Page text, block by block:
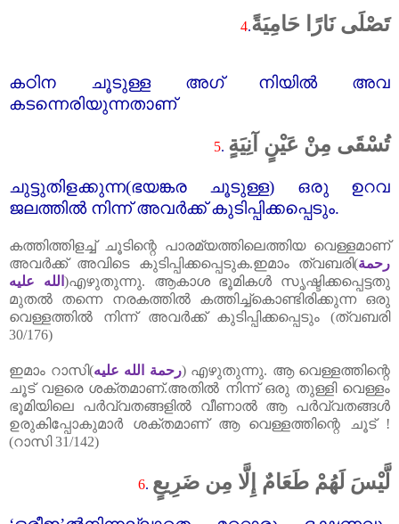
4.تَصْلَى نَارًا حَامِيَةً
കഠിന ചൂടുള്ള അഗ്‌ നിയിൽ അവ
കടന്നെരിയുന്നതാണ്‌
5. تُسْقَى مِنْ عَيْنٍ آنِيَةٍ
ചുട്ടുതിളക്കുന്ന(ഭയങ്കര ചൂടുള്ള) ഒരു ഉറവ
ജലത്തിൽ നിന്ന് അവർക്ക്‌ കുടിപ്പിക്കപ്പെടും.
കത്തിത്തിളച്ച്‌ ചൂടിന്റെ പാരമ്യത്തിലെത്തിയ വെള്ളമാണ്‌
അവർക്ക്‌ അവിടെ കുടിപ്പിക്കപ്പെടുക.ഇമാം ത്വബരി(رحمة
الله عليه )എഴുതുന്നു. ആകാശ ഭൂമികൾ സൃഷ്ടിക്കപ്പെട്ടതു
മുതൽ തന്നെ നരകത്തിൽ കത്തിച്ച്കൊണ്ടിരിക്കുന്ന ഒരു
വെള്ളത്തിൽ നിന്ന് അവർക്ക്‌ കുടിപ്പിക്കപ്പെടും (ത്വബരി
30/176)
ഇമാം റാസി(رحمة الله عليه) എഴുതുന്നു. ആ വെള്ളത്തിന്റെ
ചൂട്‌ വളരെ ശക്തമാണ്‌.അതിൽ നിന്ന് ഒരു തുള്ളി വെള്ളം
ഭൂമിയിലെ പർവ്വതങ്ങളിൽ വീണാൽ ആ പർവ്വതങ്ങൾ
ഉരുകിപ്പോകുമാർ ശക്തമാണ്‌ ആ വെള്ളത്തിന്റെ ചൂട്‌ !
(റാസി31/142)
6. لَّيْسَ لَهُمْ طَعَامٌ إِلَّا مِن ضَرِيعٍ